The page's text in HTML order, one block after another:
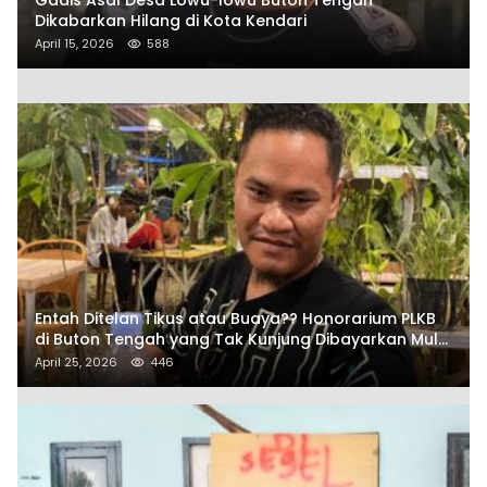
Dikabarkan Hilang di Kota Kendari
April 15, 2026 588
Entah Ditelan Tikus atau Buaya?? Honorarium PLKB
di Buton Tengah yang Tak Kunjung Dibayarkan Mulai
Disorot SAMURAIS
April 25, 2026 446